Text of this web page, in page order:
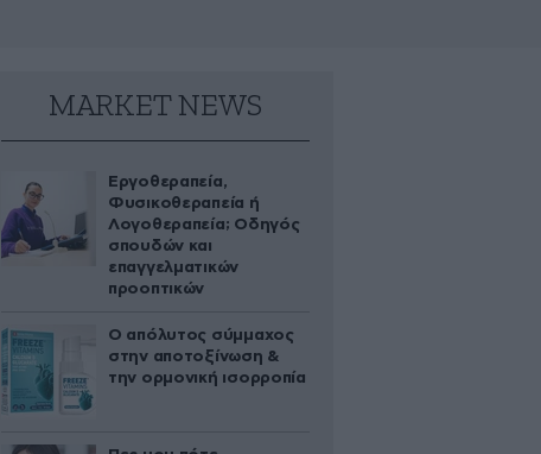
MARKET NEWS
Εργοθεραπεία,
Φυσικοθεραπεία ή
Λογοθεραπεία; Οδηγός
σπουδών και
επαγγελματικών
προοπτικών
Ο απόλυτος σύμμαχος
στην αποτοξίνωση &
την ορμονική ισορροπία